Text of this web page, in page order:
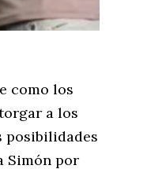
como los
a los
posibilidades
Simón por